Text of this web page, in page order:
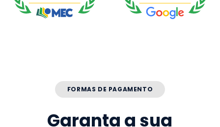
FORMAS DE PAGAMENTO
Garanta a sua